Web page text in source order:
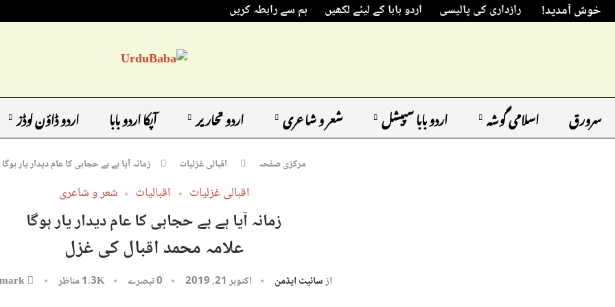
خوش آمدید! رازداری کی پالیسی اردو بابا کے لیئے لکھیں ہم سے رابطہ کریں
سرورق اسلامی گوشہ اردو بابا سپیشل شعر و شاعری اردو تحاریر آپکا اردو بابا اردو ڈاؤن لوڈز
مرکزی صفحہ اقبالی غزلیات زمانہ آیا ہے بے حجابی کا عام دیدار یار ہوگا
اقبالی غزلیات اقبالیات شعر و شاعری
زمانہ آیا ہے بے حجابی کا عام دیدار یار ہوگا
علامہ محمد اقبال کی غزل
ازسائیٹ ایڈمن اکتوبر 21, 2019 0 تبصرے 1.3Kمناظر